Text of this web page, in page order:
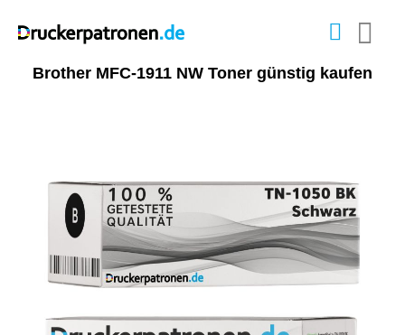
Brother MFC-1911 NW Toner günstig kaufen